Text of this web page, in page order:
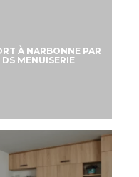
À NARBONNE PAR
MENUISERIE